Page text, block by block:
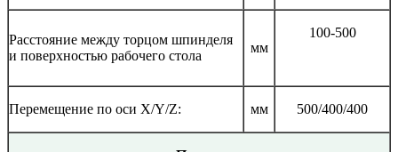
Расстояние между торцом шпинделя
и поверхностью рабочего стола
мм
100-500
Перемещение по оси X/Y/Z: мм 500/400/400